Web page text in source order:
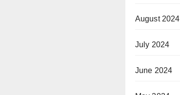
August 2024
July 2024
June 2024